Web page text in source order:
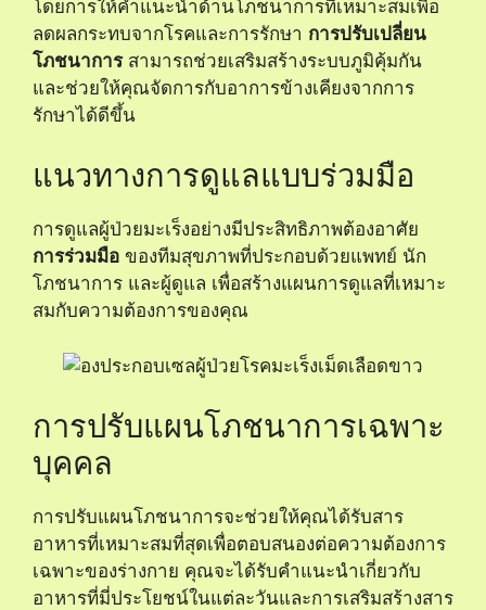
โดยการให้คำแนะนำด้านโภชนาการที่เหมาะสมเพื่อ
ลดผลกระทบจากโรคและการรักษา การปรับเปลี่ยน
โภชนาการสามารถช่วยเสริมสร้างระบบภูมิคุ้มกัน
และช่วยให้คุณจัดการกับอาการข้างเคียงจากการ
รักษาได้ดีขึ้น
แนวทางการดูแลแบบร่วมมือ
การดูแลผู้ป่วยมะเร็งอย่างมีประสิทธิภาพต้องอาศัย
การร่วมมือ ของทีมสุขภาพที่ประกอบด้วยแพทย์ นัก
โภชนาการ และผู้ดูแล เพื่อสร้างแผนการดูแลที่เหมาะ
สมกับความต้องการของคุณ
การปรับแผนโภชนาการเฉพาะ
บุคคล
การปรับแผนโภชนาการจะช่วยให้คุณได้รับสาร
อาหารที่เหมาะสมที่สุดเพื่อตอบสนองต่อความต้องการ
เฉพาะของร่างกาย คุณจะได้รับคำแนะนำเกี่ยวกับ
อาหารที่มี่ประโยชน์ในแต่ละวันและการเสริมสร้างสาร